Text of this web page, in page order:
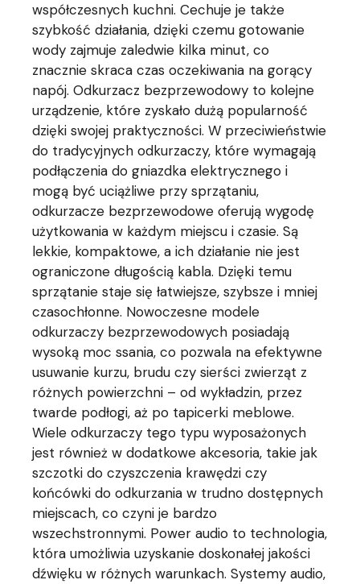
współczesnych kuchni. Cechuje je także
szybkość działania, dzięki czemu gotowanie
wody zajmuje zaledwie kilka minut, co
znacznie skraca czas oczekiwania na gorący
napój. Odkurzacz bezprzewodowy to kolejne
urządzenie, które zyskało dużą popularność
dzięki swojej praktyczności. W przeciwieństwie
do tradycyjnych odkurzaczy, które wymagają
podłączenia do gniazdka elektrycznego i
mogą być uciążliwe przy sprzątaniu,
odkurzacze bezprzewodowe oferują wygodę
użytkowania w każdym miejscu i czasie. Są
lekkie, kompaktowe, a ich działanie nie jest
ograniczone długością kabla. Dzięki temu
sprzątanie staje się łatwiejsze, szybsze i mniej
czasochłonne. Nowoczesne modele
odkurzaczy bezprzewodowych posiadają
wysoką moc ssania, co pozwala na efektywne
usuwanie kurzu, brudu czy sierści zwierząt z
różnych powierzchni – od wykładzin, przez
twarde podłogi, aż po tapicerki meblowe.
Wiele odkurzaczy tego typu wyposażonych
jest również w dodatkowe akcesoria, takie jak
szczotki do czyszczenia krawędzi czy
końcówki do odkurzania w trudno dostępnych
miejscach, co czyni je bardzo
wszechstronnymi. Power audio to technologia,
która umożliwia uzyskanie doskonałej jakości
dźwięku w różnych warunkach. Systemy audio,